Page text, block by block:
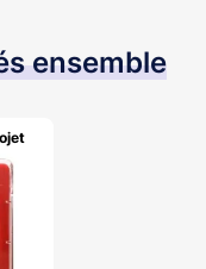
ensemble